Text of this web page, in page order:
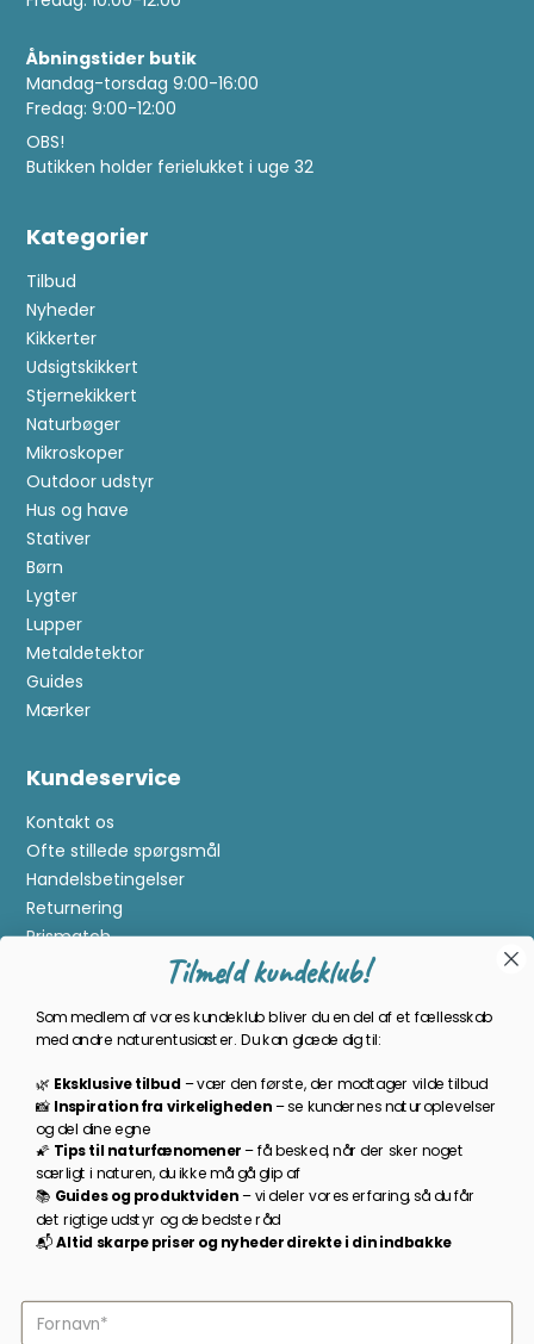
Åbningstider butik
Mandag-torsdag 9:00-16:00
Fredag: 9:00-12:00
OBS!
Butikken holder ferielukket i uge 32
Kategorier
Tilbud
Nyheder
Kikkerter
Udsigtskikkert
Stjernekikkert
Naturbøger
Mikroskoper
Outdoor udstyr
Hus og have
Stativer
Børn
Lygter
Lupper
Metaldetektor
Guides
Mærker
Kundeservice
Kontakt os
Ofte stillede spørgsmål
Handelsbetingelser
Returnering
Prismatch
Om Kikkertland
Bliv en del af kundeklubben
Som medlem bliver du opdateret på nyheder, månedens
prisbasker, spændende kampagner og meget mere!
TILMELD NYHEDSBREV
Tilmeld kundeklub!
Som medlem af vores kundeklub bliver du en del af et fællesskab
med andre naturentusiaster. Du kan glæde dig til:
🌿 Eksklusive tilbud –vær den første, der modtager vilde tilbud
📸 Inspirationfra virkeligheden–se kundernesnaturoplevelser
ogdel dineegne
🌠 Tipstil naturfænomener–fåbesked,nårder sker noget
særligti naturen,duikkemågåglipaf
📚 Guidesog produktviden–videlervoreserfaring,sådufår
detrigtigeudstyr ogdebedsteråd
📬Altid skarpe priser og nyhederdirektei dinindbakke